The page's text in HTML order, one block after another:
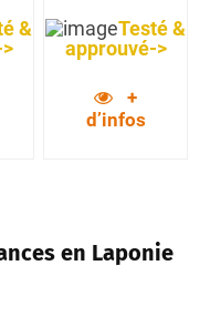
&
Testé &
approuvé->
+
d’infos
en Laponie